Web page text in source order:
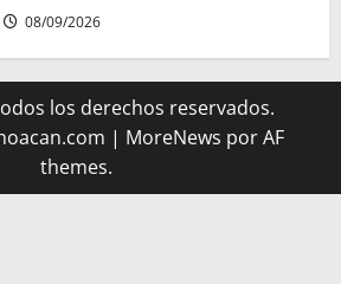
08/09/2026
los derechos reservados.
| MoreNews por AF
themes.